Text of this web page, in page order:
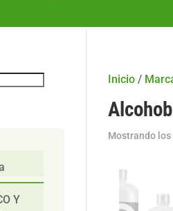
Inicio /
Mostrando
Y